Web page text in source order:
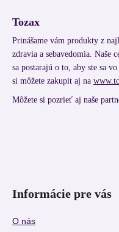
Tozax
Prinášame vám produkty z
zdravia a sebavedomia.
sa postarajú o to, aby ste sa
si môžete zakupit aj na
Môžete si pozrieť aj naše
Informácie pre vás
O nás